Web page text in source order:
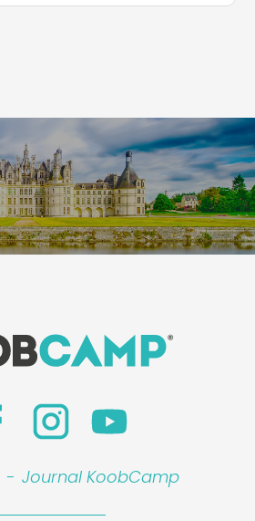
- Journal KoobCamp